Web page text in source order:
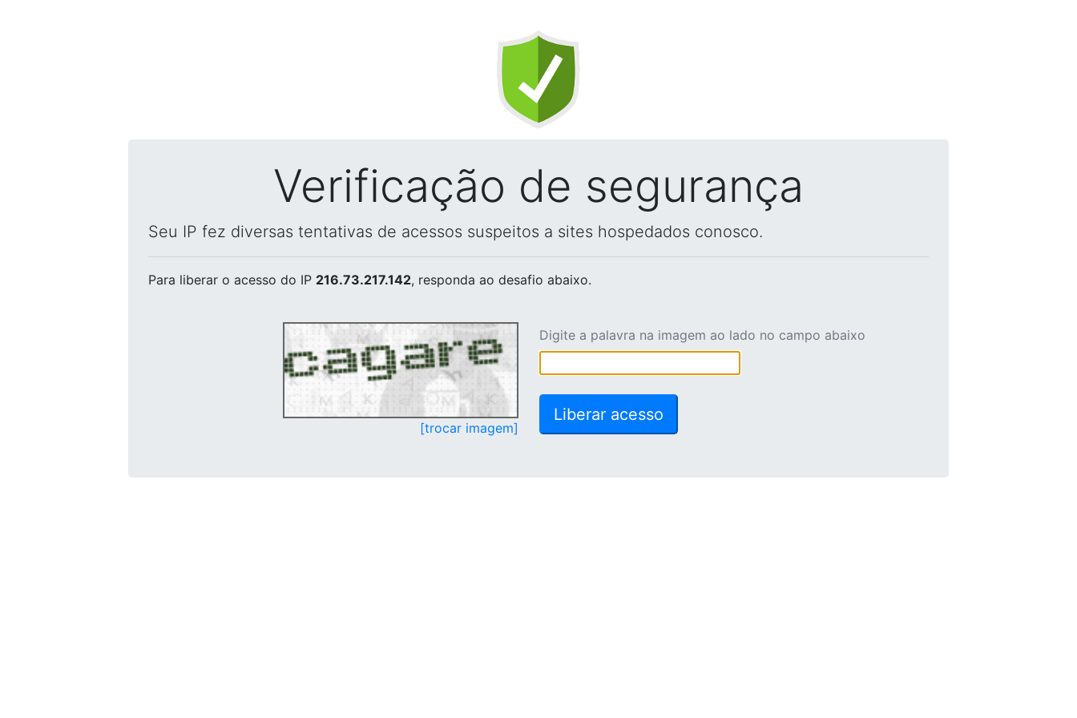
Verificação de segurança
Seu IP fez diversas tentativas de acessos suspeitos a sites hospedados conosco.
Para liberar o acesso do IP 216.73.217.142, responda ao desafio abaixo.
[trocar imagem]
Digite a palavra na imagem ao lado no campo abaixo